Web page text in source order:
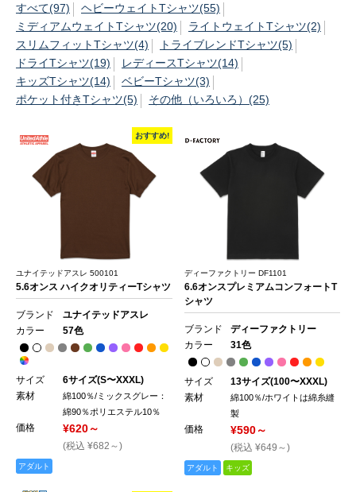
すべて(97)
ヘビーウェイトTシャツ(55)
ミディアムウェイトTシャツ(20)
ライトウェイトTシャツ(2)
スリムフィットTシャツ(4)
トライブレンドTシャツ(5)
ドライTシャツ(19)
レディースTシャツ(14)
キッズTシャツ(14)
ベビーTシャツ(3)
ポケット付きTシャツ(5)
その他（いろいろ）(25)
おすすめ!
ユナイテッドアスレ 500101
5.6オンス ハイクオリティーTシャツ
ブランド
ユナイテッドアスレ
カラー
57色
サイズ
6サイズ(S〜XXXL)
素材
綿100％/ミックスグレー：
綿90％ポリエステル10％
価格 ¥620～
(税込 ¥682～)
アダルト
ディーファクトリー DF1101
6.6オンスプレミアムコンフォートT
シャツ
ブランド
ディーファクトリー
カラー
31色
サイズ
13サイズ(100〜XXXL)
素材
綿100％/ホワイトは綿糸縫
製
価格 ¥590～
(税込 ¥649～)
アダルト キッズ